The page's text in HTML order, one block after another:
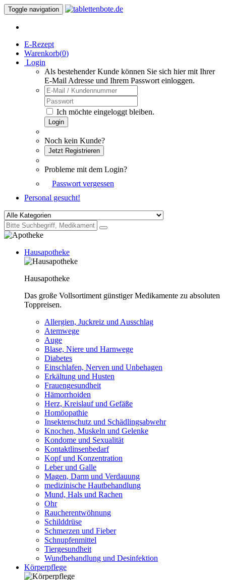
Toggle navigation
E-Rezept
Warenkorb(0)
Login
Als bestehender Kunde können Sie sich hier mit Ihrer
E-Mail Adresse und Ihrem Passwort einloggen.
Ich möchte eingeloggt bleiben.
Login
Noch kein Kunde?
Jetzt Registrieren
Probleme mit dem Login?
Passwort vergessen
Personal gesucht!
Hausapotheke
Hausapotheke
Das große Vollsortiment günstiger Medikamente zu absoluten
Toppreisen.
Allergien, Juckreiz und Ausschlag
Atemwege
Auge
Blase, Niere und Harnwege
Diabetes
Einschlafen, Nerven und Unbehagen
Erkältung und Husten
Frauengesundheit
Hämorrhoiden
Herz, Kreislauf und Gefäße
Homöopathie
Insektenschutz und Schädlingsabwehr
Knochen, Muskeln und Gelenke
Kondome und Sexualität
Kontaktlinsenbedarf
Kopf und Konzentration
Leber und Galle
Magen, Darm und Verdauung
medizinische Hautbehandlung
Mund, Hals und Rachen
Ohr
Raucherentwöhnung
Schilddrüse
Schmerzen und Fieber
Schnupfenmittel
Tiergesundheit
Wundbehandlung und Desinfektion
Körperpflege